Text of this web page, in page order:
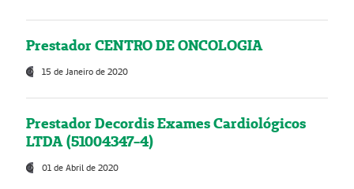
Prestador CENTRO DE ONCOLOGIA
15 de Janeiro de 2020
Prestador Decordis Exames Cardiológicos
LTDA (51004347-4)
01 de Abril de 2020